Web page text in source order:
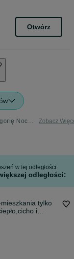
Otwórz
Wymarzony nocleg - Małuszów - sprawdź kategorię Noclegi Zobacz
w tej odległości.
odległości:
tylko
i